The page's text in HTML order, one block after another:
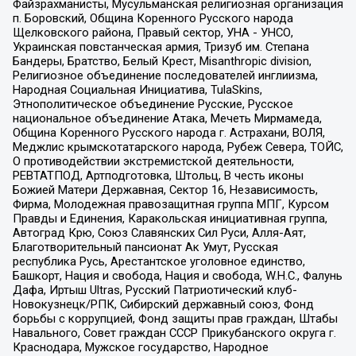
Файзрахманисты, Мусульманская религиозная организация
п. Боровский, Община Коренного Русского народа
Щелковского района, Правый сектор, УНА - УНСО,
Украинская повстанческая армия, Тризуб им. Степана
Бандеры, Братство, Белый Крест, Misanthropic division,
Религиозное объединение последователей инглиизма,
Народная Социальная Инициатива, TulaSkins,
Этнополитическое объединение Русские, Русское
национальное объединение Атака, Мечеть Мирмамеда,
Община Коренного Русского народа г. Астрахани, ВОЛЯ,
Меджлис крымскотатарского народа, Рубеж Севера, ТОЙС,
О противодействии экстремистской деятельности,
РЕВТАТПОД, Артподготовка, Штольц, В честь иконы
Божией Матери Державная, Сектор 16, Независимость,
Фирма, Молодежная правозащитная группа МПГ, Курсом
Правды и Единения, Каракольская инициативная группа,
Автоград Крю, Союз Славянских Сил Руси, Алля-Аят,
Благотворительный пансионат Ак Умут, Русская
республика Русь, Арестантское уголовное единство,
Башкорт, Нация и свобода, Нация и свобода, W.H.С., Фалунь
Дафа, Иртыш Ultras, Русский Патриотический клуб-
Новокузнецк/РПК, Сибирский державный союз, Фонд
борьбы с коррупцией, Фонд защиты прав граждан, Штабы
Навального, Совет граждан СССР Прикубанского округа г.
Краснодара, Мужское государство, Народное